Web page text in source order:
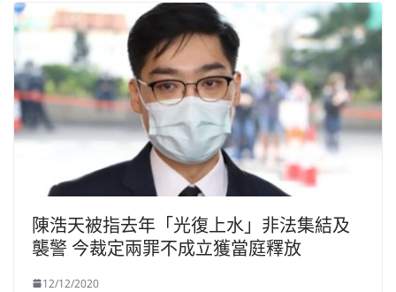
陳浩天被指去年「光復上水」非法集結及
襲警 今裁定兩罪不成立獲當庭釋放
12/12/2020